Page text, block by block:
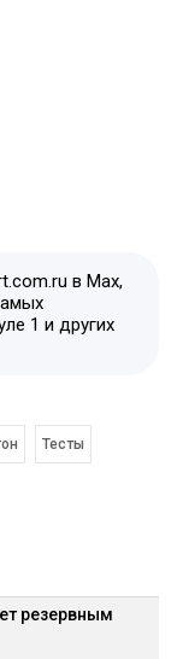
в Max,
1 и других
Тесты
резервным